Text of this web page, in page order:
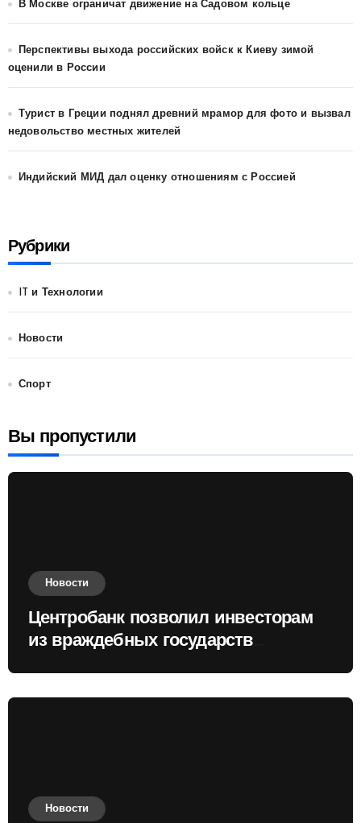
В Москве ограничат движение на Садовом кольце
Перспективы выхода российских войск к Киеву зимой
оценили в России
Турист в Греции поднял древний мрамор для фото и вызвал
недовольство местных жителей
Индийский МИД дал оценку отношениям с Россией
Рубрики
IT и Технологии
Новости
Спорт
Вы пропустили
Новости
Центробанк позволил инвесторам
из враждебных государств
Новости